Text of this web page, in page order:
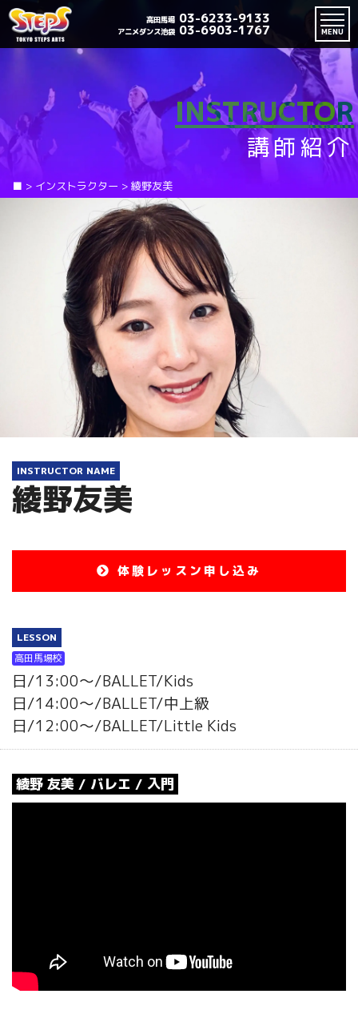
高田馬場 03-6233-9133
アニメダンス池袋 03-6903-1767 MENU
INSTRUCTOR
講師紹介
■ > インストラクター > 綾野友美
INSTRUCTOR NAME
綾野友美
体験レッスン申し込み
LESSON
高田馬場校
日/13:00～/BALLET/Kids
日/14:00～/BALLET/中上級
日/12:00～/BALLET/Little Kids
綾野 友美 / バレエ / 入門